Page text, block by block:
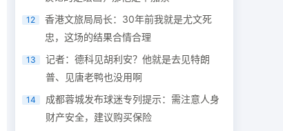
12
香港文旅局局长：30年前我就是尤文死
忠，这场的结果合情合理
13
记者：德科见胡利安？他就是去见特朗
普、见唐老鸭也没用啊
14
成都蓉城发布球迷专列提示：需注意人身
财产安全，建议购买保险